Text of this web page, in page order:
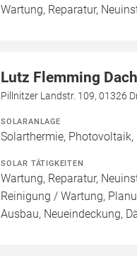
Wartung, Reparatur,
Lutz Flemming
Pillnitzer Landstr. 109, 01326
SOLARANLAGE
Solarthermie, Photovoltaik,
SOLAR TÄTIGKEITEN
Wartung, Reparatur,
Reinigung / Wartung,
Ausbau, Neueindeckung,